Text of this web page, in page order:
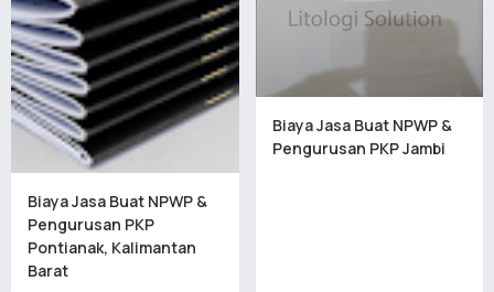
Biaya Jasa Buat NPWP &
Pengurusan PKP
Pontianak, Kalimantan
Barat
Biaya Jasa Buat NPWP &
Pengurusan PKP Jambi